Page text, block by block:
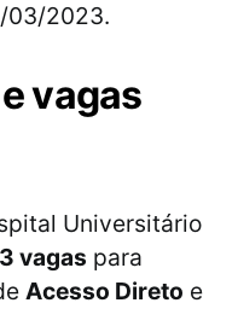
03/2023.
vagas
Universitário
vagas para
Acesso Direto e